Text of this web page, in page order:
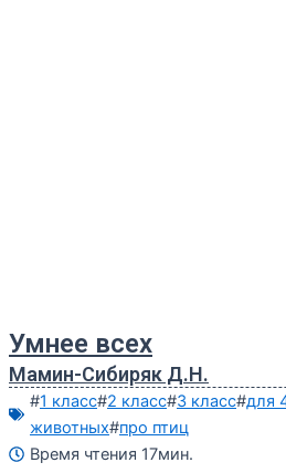
Умнее всех
Мамин-Сибиряк Д.Н.
#1 класс#2 класс#3 класс#для
животных#про птиц
Время чтения 17мин.